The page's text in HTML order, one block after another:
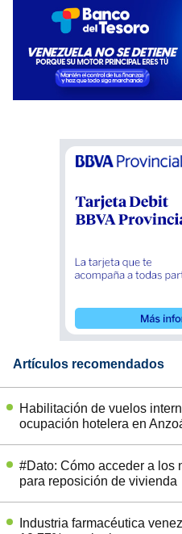
Artículos recomendados
Habilitación de vuelos
ocupación hotelera en
#Dato: Cómo acceder a los
para reposición de vivienda
Industria farmacéutica